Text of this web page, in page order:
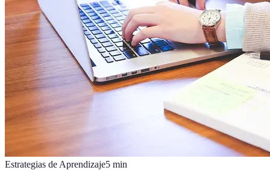
Estrategias de Aprendizaje5 min